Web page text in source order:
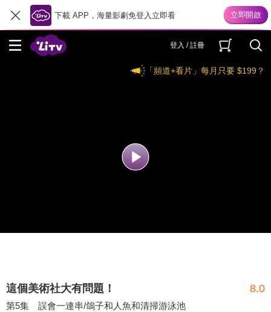
下載 APP，海量影劇免登入立即看
登入 / 註冊
「頻道+看片」每月只要 $199？
這個美術社大有問題！ 8.0
第5集 誤會一連串/鴿子和人魚和清掃游泳池